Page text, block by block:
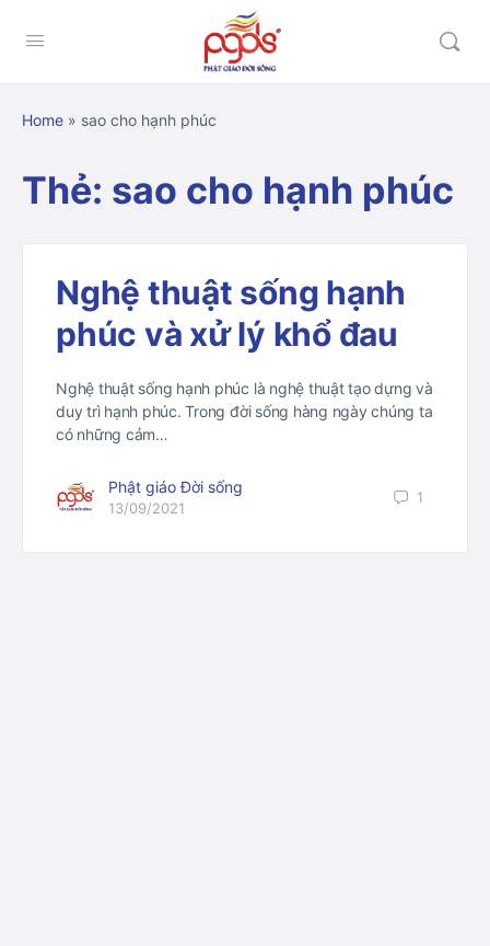
Home » sao cho hạnh phúc
Thẻ: sao cho hạnh phúc
Nghệ thuật sống hạnh
phúc và xử lý khổ đau
Nghệ thuật sống hạnh phúc là nghệ thuật tạo dựng và
duy trì hạnh phúc. Trong đời sống hàng ngày chúng ta
có những cảm…
Phật giáo Đời sống
13/09/2021
1